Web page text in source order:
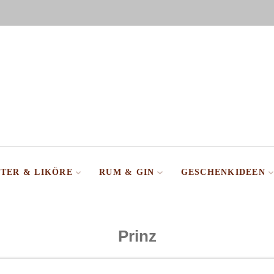
& LIKÖRE RUM & GIN GESCHENKIDEEN
Prinz